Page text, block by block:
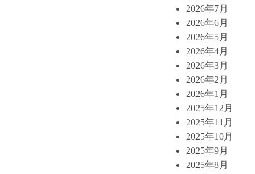
2026年7月
2026年6月
2026年5月
2026年4月
2026年3月
2026年2月
2026年1月
2025年12月
2025年11月
2025年10月
2025年9月
2025年8月